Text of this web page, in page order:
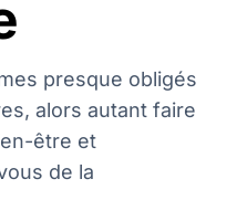
presque obligés
alors autant faire
être et
de la